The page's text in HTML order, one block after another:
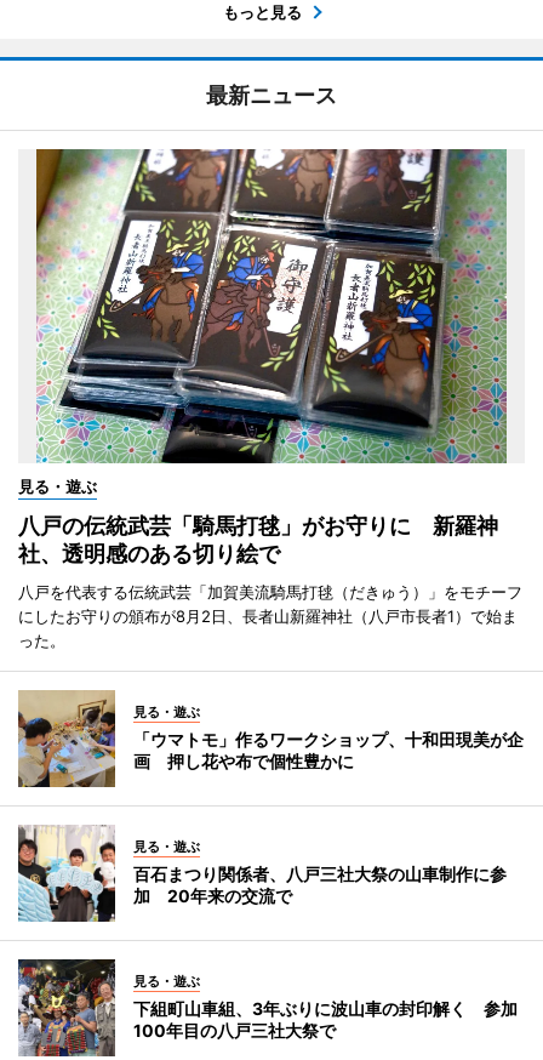
もっと見る
最新ニュース
見る・遊ぶ
八戸の伝統武芸「騎馬打毬」がお守りに 新羅神
社、透明感のある切り絵で
八戸を代表する伝統武芸「加賀美流騎馬打毬（だきゅう）」をモチーフ
にしたお守りの頒布が8月2日、長者山新羅神社（八戸市長者1）で始ま
った。
見る・遊ぶ
「ウマトモ」作るワークショップ、十和田現美が企
画 押し花や布で個性豊かに
見る・遊ぶ
百石まつり関係者、八戸三社大祭の山車制作に参
加 20年来の交流で
見る・遊ぶ
下組町山車組、3年ぶりに波山車の封印解く 参加
100年目の八戸三社大祭で